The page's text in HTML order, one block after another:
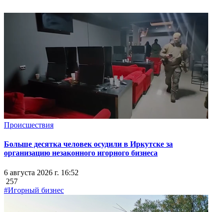
Происшествия
Больше десятка человек осудили в Иркутске за
организацию незаконного игорного бизнеса
6 августа 2026 г. 16:52
257
#Игорный бизнес